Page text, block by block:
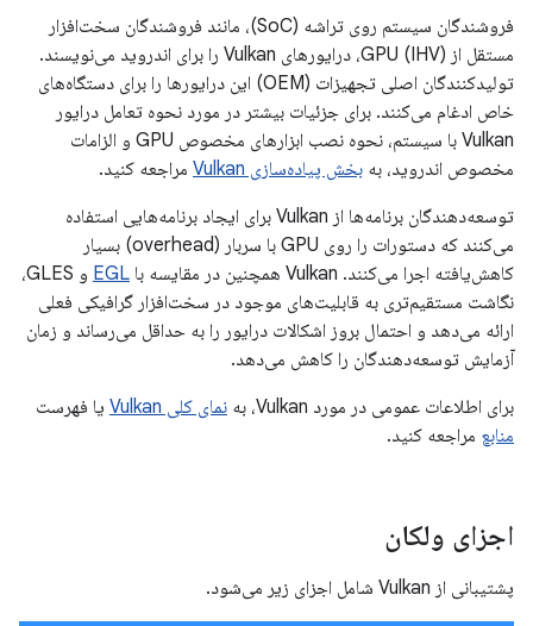
فروشندگان سیستم روی تراشه (SoC)، مانند فروشندگان سخت‌افزار
مستقل از GPU (IHV)، درایورهای Vulkan را برای اندروید می‌نویسند.
تولیدکنندگان اصلی تجهیزات (OEM) این درایورها را برای دستگاه‌های
خاص ادغام می‌کنند. برای جزئیات بیشتر در مورد نحوه تعامل درایور
Vulkan با سیستم، نحوه نصب ابزارهای مخصوص GPU و الزامات
مخصوص اندروید، به بخش پیاده‌سازی Vulkan
مراجعه کنید.
توسعه‌دهندگان برنامه‌ها از Vulkan برای ایجاد برنامه‌هایی استفاده
می‌کنند که دستورات را روی GPU با سربار (overhead) بسیار
کاهش‌یافته اجرا می‌کنند. Vulkan همچنین در مقایسه با
EGL
و GLES،
نگاشت مستقیم‌تری به قابلیت‌های موجود در سخت‌افزار گرافیکی فعلی
ارائه می‌دهد و احتمال بروز اشکالات درایور را به حداقل می‌رساند و زمان
آزمایش توسعه‌دهندگان را کاهش می‌دهد.
برای اطلاعات عمومی در مورد Vulkan، به
نمای کلی Vulkan
یا فهرست
منابع مراجعه کنید.
اجزای ولکان
پشتیبانی از Vulkan شامل اجزای زیر می‌شود.